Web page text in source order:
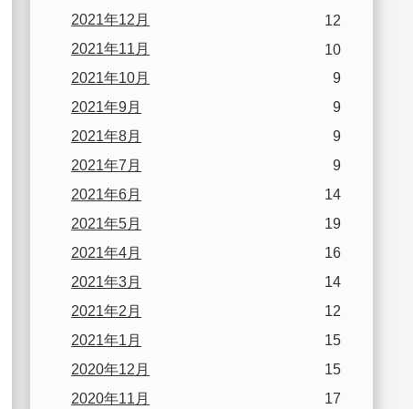
2021年12月
12
2021年11月
10
2021年10月
9
2021年9月
9
2021年8月
9
2021年7月
9
2021年6月
14
2021年5月
19
2021年4月
16
2021年3月
14
2021年2月
12
2021年1月
15
2020年12月
15
2020年11月
17